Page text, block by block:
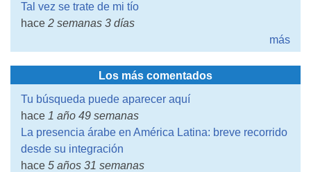
Tal vez se trate de mi tío
hace 2 semanas 3 días
más
Los más comentados
Tu búsqueda puede aparecer aquí
hace 1 año 49 semanas
La presencia árabe en América Latina: breve recorrido
desde su integración
hace 5 años 31 semanas